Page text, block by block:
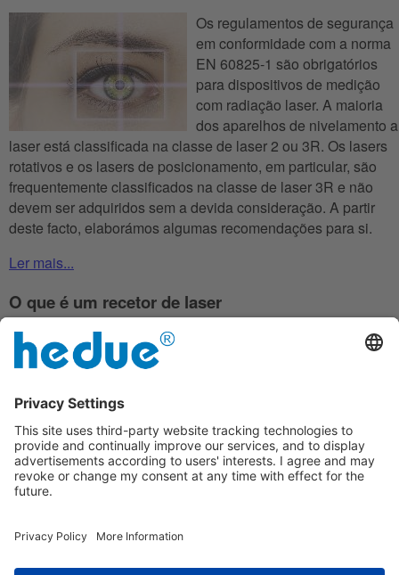
Os regulamentos de segurança
em conformidade com a norma
EN 60825-1 são obrigatórios
para dispositivos de medição
com radiação laser. A maioria
dos aparelhos de nivelamento a
laser está classificada na classe de laser 2 ou 3R. Os lasers
rotativos e os lasers de posicionamento, em particular, são
frequentemente classificados na classe de laser 3R e não
devem ser adquiridos sem a devida consideração. A partir
deste facto, elaborámos algumas recomendações para si.
Ler mais...
O que é um recetor de laser
Quando se utilizam dispositivos de levantamento a laser,
como os lasers de rotação e os Niveladores laser de Linhas,
luminosidade, seja devido à luz solar ou à luz artificial, a luz
laser é atenuada e, a dada altura, deixa de ser reconhecível a
olho nu. Isto torna a medição difícil ou mesmo impossível,
especialmente ao ar livre e a longas distâncias. Com um
recetor de laser, no entanto, as linhas de laser que já não são
consoante o tipo de aparelho.